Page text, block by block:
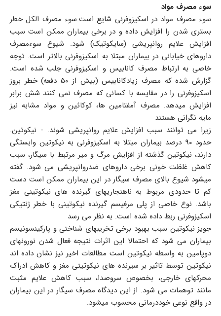
سوء مصرف مواد
سوء مصرف مواد در اسکیزوفرنی شایع است.سوء مصرف الکل خطر
بستری شدن را افزایش داده و در برخی بیماران ممکن است سبب
افزایش علایم روانپریشی (سایکوتیک) شود. شيوع سوءمصرف
داروهای خیابانی در بیماران مبتلا به اسکیزوفرنی بالاتر است. توجه
خاصی به ارتباط مصرف کانابیس و اسکیزوفرنی جلب شده است.
گزارش شده که مصرف زیادکانابیس (بیش از ۵۰ دفعه) خطر بروز
اسکیزوفرنی را در مقایسه با کسانی که مصرف نمی کنند شش برابر
افزایش میدهد. مصرف آمفتامین ها، کوکائین و مواد مشابه نیز
مایه نگرانی هستند
زیرا می توانند سبب افزایش علایم روانپریشی شوند. - نیکوتین.
حدود ۹۰ درصد بیماران مبتلا به اسکیزوفرنی به نیکوتین وابستگی
دارند، نیکوتین گذشته از افزایش مرگ و میر مرتبط با سیگار، سبب
کاهش غلظت خونی برخی داروهای ضدروانپریشی می شود. گفته
میشود شیوع بالای مصرف سیگار در این بیماران ممکن است دست
کم تا حدودی مربوط به ناهنجاریهای گیرنده های نیکوتینی مغز
باشد. نوع خاصی از پلی مرفیسم گیرنده نیکوتینی با خطر ژنتیکی
اسکیزوفرنی ربط داده شده است. به نظر می رسد
جویز نیکوتین سبب بهبود برخی تخریبهای شناختی و پارکینسونیسم
بیماران می شود که احتمالا این اثرات نتیجه فعال شدن نورونهای
دوپامین به واسطه نیکوتین است مطالعات اخیر نیز نشان داده اند
نیکوتین توسط تاثیر بر سیرنده های نیکوتیتی مغز و کاهش ادراک
محرکهای خارجی، بخصوص سروصدا، سبب کاهش علایم مثبت
مانند توهمات می شود. از این دیدگاه مصرف سیگار در این بیماران
در واقع نوعی خوددرمانی محسوب میشود.